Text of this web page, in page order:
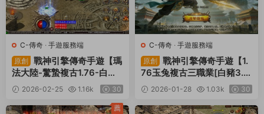
C-傳奇 · 手遊服務端
原創
戰神引擎傳奇手遊【瑪
法大陸-驚蟄複古1.76-白豬
3】Win一鍵服務端+安卓蘋
果雙端+GM授權物品後台
+視頻架設教程
2026-02-25 1.16k 30
C-傳奇 · 手遊服務端
原創
戰神引擎傳奇手遊【1.
76玉兔複古三職業[白豬3.
1]】Win一鍵服務端+安卓蘋
果雙端+GM授權物品後台
+視頻架設教程
2026-01-28 1.03k 30
薦